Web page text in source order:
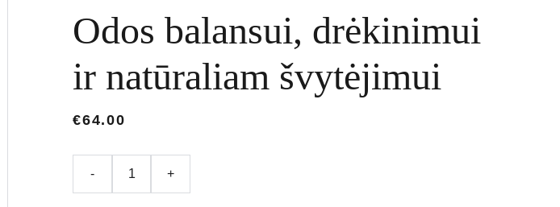
Odos balansui, drėkinimui
ir natūraliam švytėjimui
€64.00
- +